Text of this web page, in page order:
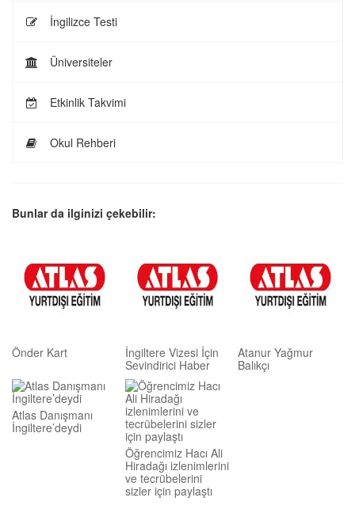
İngilizce Testi
Üniversiteler
Etkinlik Takvimi
Okul Rehberi
Bunlar da ilginizi çekebilir:
Önder Kart
İngiltere Vizesi İçin
Sevindirici Haber
Atanur Yağmur
Balıkçı
Atlas Danışmanı
İngiltere’deydi
Öğrencimiz Hacı Ali
Hiradağı izlenimlerini
ve tecrübelerini
sizler için paylaştı